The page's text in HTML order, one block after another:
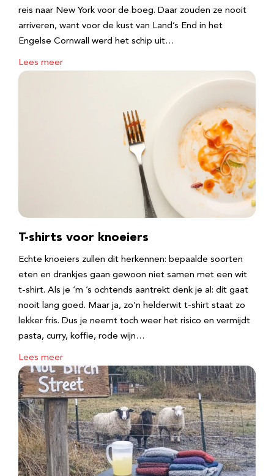
reis naar New York voor de boeg. Daar zouden ze nooit
arriveren, want voor de kust van Land’s End in het
Engelse Cornwall werd het schip uit…
Lees meer
T-shirts voor knoeiers
Echte knoeiers zullen dit herkennen: bepaalde soorten
eten en drankjes gaan gewoon niet samen met een wit
t-shirt. Als je ‘m ’s ochtends aantrekt denk je al: dit gaat
nooit lang goed. Maar ja, zo’n helderwit t-shirt staat zo
lekker fris. Dus je neemt toch weer het risico en vermijdt
pasta, curry, koffie, rode wijn…
Lees meer